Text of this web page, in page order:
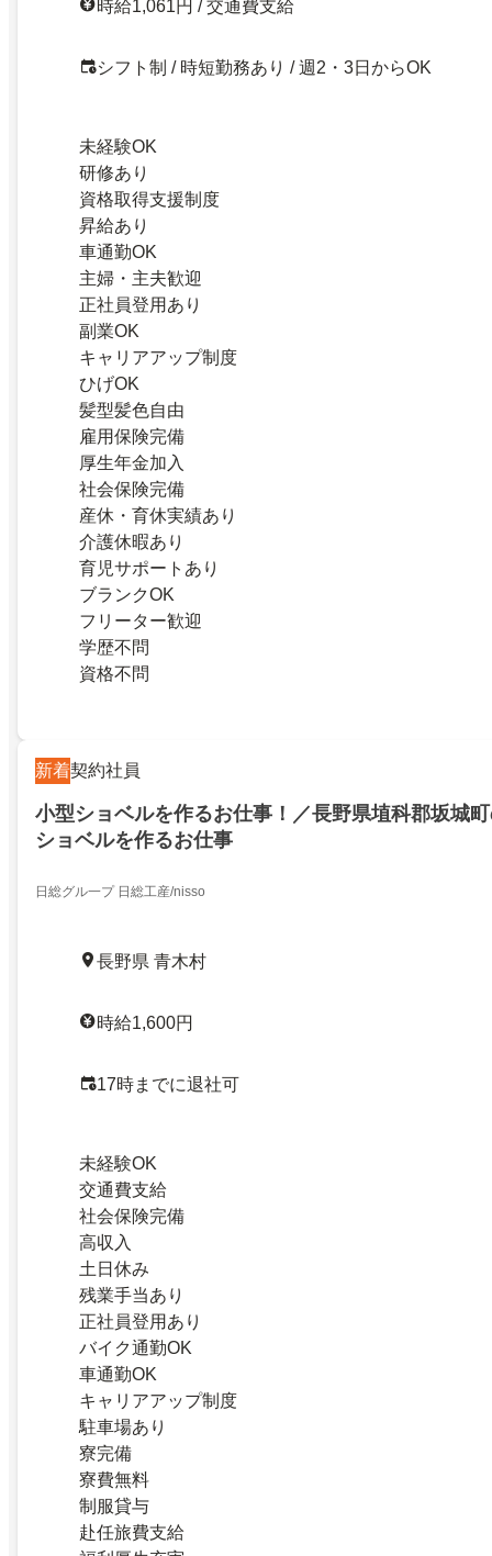
時給1,061円 / 交通費支給
シフト制 / 時短勤務あり / 週2・3日からOK
未経験OK
研修あり
資格取得支援制度
昇給あり
車通勤OK
主婦・主夫歓迎
正社員登用あり
副業OK
キャリアアップ制度
ひげOK
髪型髪色自由
雇用保険完備
厚生年金加入
社会保険完備
産休・育休実績あり
介護休暇あり
育児サポートあり
ブランクOK
フリーター歓迎
学歴不問
資格不問
新着契約社員
小型ショベルを作るお仕事！／長野県埴科郡坂城
ショベルを作るお仕事
日総グル一プ 日総工産/nissо
長野県 青木村
時給1,600円
17時までに退社可
未経験OK
交通費支給
社会保険完備
高収入
土日休み
残業手当あり
正社員登用あり
バイク通勤OK
車通勤OK
キャリアアップ制度
駐車場あり
寮完備
寮費無料
制服貸与
赴任旅費支給